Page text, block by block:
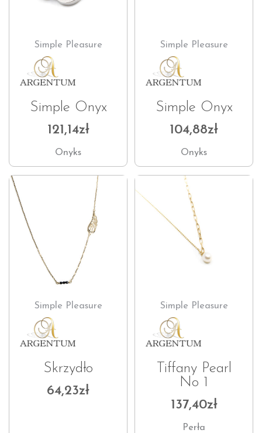
Simple Pleasure
Simple Onyx
121,14zł
Onyks
Simple Pleasure
Simple Onyx
104,88zł
Onyks
Simple Pleasure
Skrzydło
64,23zł
Simple Pleasure
Tiffany Pearl
No 1
137,40zł
Perła